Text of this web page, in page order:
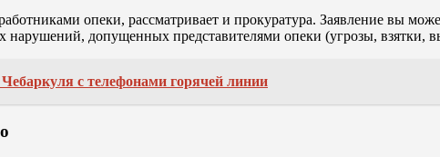
опеки, рассматривает и прокуратура. Заявление вы
нарушений, допущенных представителями опеки (угрозы, взятки,
с телефонами горячей линии